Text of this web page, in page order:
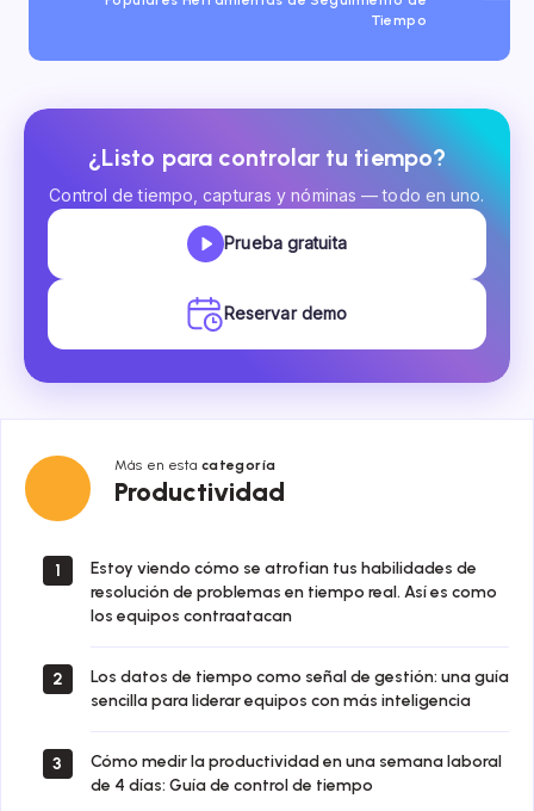
Tiempo
¿Listo para controlar tu tiempo?
Control de tiempo, capturas y nóminas — todo en uno.
Prueba gratuita
Reservar demo
Más en esta categoría
Productividad
Productividad
1
Estoy viendo cómo se atrofian tus habilidades de
resolución de problemas en tiempo real. Así es como
los equipos contraatacan
2
Los datos de tiempo como señal de gestión: una guía
sencilla para liderar equipos con más inteligencia
3
Cómo medir la productividad en una semana laboral
de 4 días: Guía de control de tiempo